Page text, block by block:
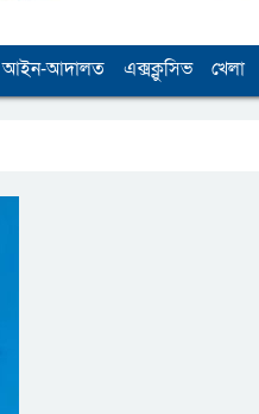
আইন-আদালত এক্সক্লুসিভ খেলা